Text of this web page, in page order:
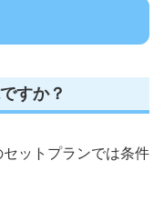
すか？
ットプランでは条件